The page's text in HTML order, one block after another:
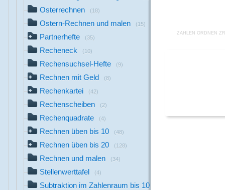
Osterrechnen (18)
Ostern-Rechnen und malen (15)
Partnerhefte (35)
Recheneck (10)
Rechensuchsel-Hefte (9)
Rechnen mit Geld (8)
Rechenkartei (42)
Rechenscheiben (2)
Rechenquadrate (4)
Rechnen üben bis 10 (48)
Rechnen üben bis 20 (128)
Rechnen und malen (34)
Stellenwerttafel (4)
Subtraktion im Zahlenraum bis 10
ZAHLEN ORDNEN